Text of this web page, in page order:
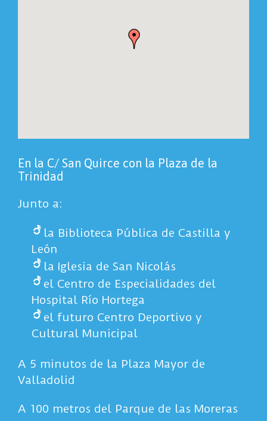
En la C/ San Quirce con la Plaza de la
Trinidad
Junto a:
la Biblioteca Pública de Castilla y
León
la Iglesia de San Nicolás
el Centro de Especialidades del
Hospital Río Hortega
el futuro Centro Deportivo y
Cultural Municipal
A 5 minutos de la Plaza Mayor de
Valladolid
A 100 metros del Parque de las Moreras